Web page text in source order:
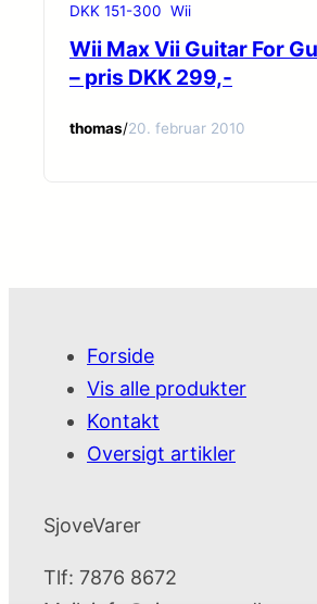
DKK 151-300 Wii
Wii Max Vii Guitar For
– pris DKK 299,-
thomas/20. februar 2010
Forside
Vis alle produkter
Kontakt
Oversigt artikler
SjoveVarer
Tlf: 7876 8672